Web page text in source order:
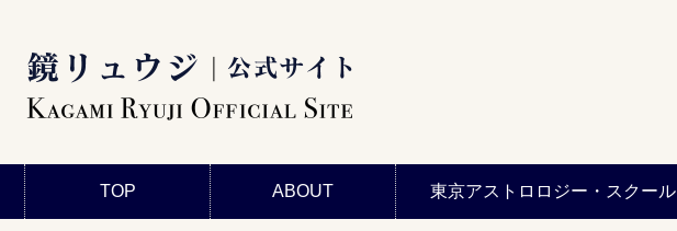
TOP ABOUT 東京アストロロジー・スクール